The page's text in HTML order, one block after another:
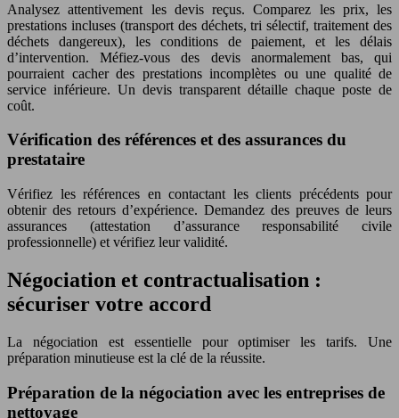
Analysez attentivement les devis reçus. Comparez les prix, les
prestations incluses (transport des déchets, tri sélectif, traitement des
déchets dangereux), les conditions de paiement, et les délais
d’intervention. Méfiez-vous des devis anormalement bas, qui
pourraient cacher des prestations incomplètes ou une qualité de
service inférieure. Un devis transparent détaille chaque poste de
coût.
Vérification des références et des assurances du
prestataire
Vérifiez les références en contactant les clients précédents pour
obtenir des retours d’expérience. Demandez des preuves de leurs
assurances (attestation d’assurance responsabilité civile
professionnelle) et vérifiez leur validité.
Négociation et contractualisation :
sécuriser votre accord
La négociation est essentielle pour optimiser les tarifs. Une
préparation minutieuse est la clé de la réussite.
Préparation de la négociation avec les entreprises de
nettoyage